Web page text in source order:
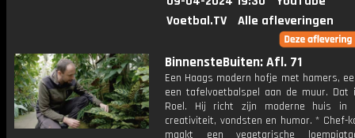
Voetbal.TV
Alle afleveringen
BinnensteBuiten: Afl. 71
Een Haags modern hofje met hamers,
een tafelvoetbalspel aan de muur. Dat
Roel. Hij richt zijn moderne huis in
creativiteit, vondsten en humor. * Chef-
maakt een vegetarische